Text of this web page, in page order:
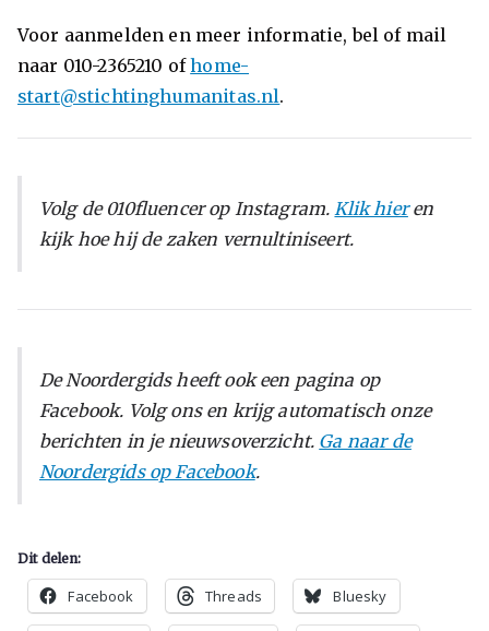
Voor aanmelden en meer informatie, bel of mail
naar 010-2365210 ofhome-
start@stichtinghumanitas.nl.
Volg de 010fluencer op Instagram.Klik hieren
kijk hoe hij de zaken vernultiniseert.
De Noordergids heeft ook een pagina op
Facebook. Volg ons en krijg automatisch onze
berichten in je nieuwsoverzicht. Ga naar de
Noordergids op Facebook.
Dit delen:
Facebook Threads Bluesky